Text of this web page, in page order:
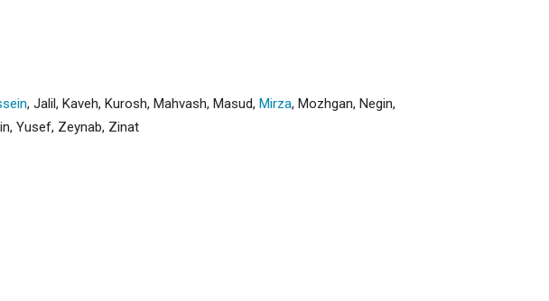
, Jalil, Kaveh, Kurosh, Mahvash, Masud, Mirza, Mozhgan, Negin,
, Yusef, Zeynab, Zinat